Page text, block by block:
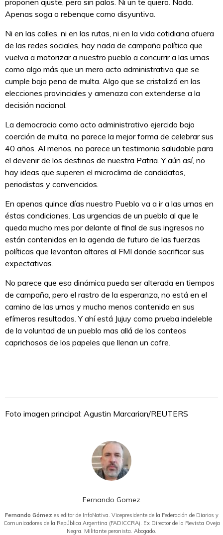
Apenas soga o rebenque como disyuntiva.
Ni en las calles, ni en las rutas, ni en la vida cotidiana afuera
de las redes sociales, hay nada de campaña política que
vuelva a motorizar a nuestro pueblo a concurrir a las urnas
como algo más que un mero acto administrativo que se
cumple bajo pena de multa. Algo que se cristalizó en las
elecciones provinciales y amenaza con extenderse a la
decisión nacional.
La democracia como acto administrativo ejercido bajo
coerción de multa, no parece la mejor forma de celebrar sus
40 años. Al menos, no parece un testimonio saludable para
el devenir de los destinos de nuestra Patria. Y aún así, no
hay ideas que superen el microclima de candidatos,
periodistas y convencidos.
En apenas quince días nuestro Pueblo va a ir a las urnas en
éstas condiciones. Las urgencias de un pueblo al que le
queda mucho mes por delante al final de sus ingresos no
están contenidas en la agenda de futuro de las fuerzas
políticas que levantan altares al FMI donde sacrificar sus
expectativas.
No parece que esa dinámica pueda ser alterada en tiempos
de campaña, pero el rastro de la esperanza, no está en el
camino de las urnas y mucho menos contenida en sus
efímeros resultados. Y ahí está Jujuy como prueba indeleble
de la voluntad de un pueblo mas allá de los conteos
caprichosos de los papeles que llenan un cofre.
Foto imagen principal: Agustin Marcarian/REUTERS
Fernando Gomez
Fernando Gómez es editor de InfoNativa. Vicepresidente de la Federación de Diarios y
Comunicadores de la República Argentina (FADICCRA). Ex Director de la Revista Oveja
Negra. Militante peronista. Abogado.